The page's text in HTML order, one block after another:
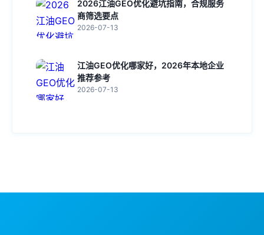
2026江油GEO优化避坑指南，合规服务
商筛选要点
2026-07-13
江油GEO优化哪家好，2026年本地企业
推荐参考
2026-07-13